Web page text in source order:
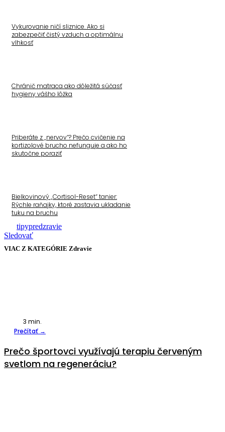
Vykurovanie ničí sliznice. Ako si
zabezpečiť čistý vzduch a optimálnu
vlhkosť
Chránič matraca ako dôležitá súčasť
hygieny vášho lôžka
Priberáte z „nervov“? Prečo cvičenie na
kortizolové brucho nefunguje a ako ho
skutočne poraziť
Bielkovinový „Cortisol-Reset“ tanier:
Rýchle raňajky, ktoré zastavia ukladanie
tuku na bruchu
tipypredzravie
Sledovať
VIAC Z KATEGÓRIE Zdravie
3 min.
Prečítať →
Prečo športovci využívajú terapiu červeným
svetlom na regeneráciu?